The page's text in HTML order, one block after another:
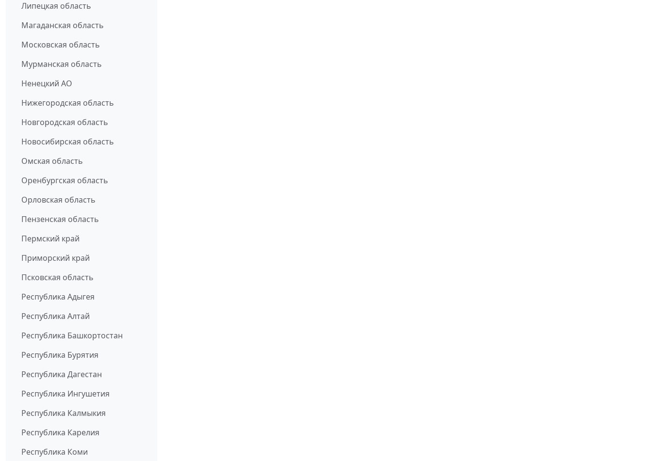
Липецкая область
Магаданская область
Московская область
Мурманская область
Ненецкий АО
Нижегородская область
Новгородская область
Новосибирская область
Омская область
Оренбургская область
Орловская область
Пензенская область
Пермский край
Приморский край
Псковская область
Республика Адыгея
Республика Алтай
Республика Башкортостан
Республика Бурятия
Республика Дагестан
Республика Ингушетия
Республика Калмыкия
Республика Карелия
Республика Коми